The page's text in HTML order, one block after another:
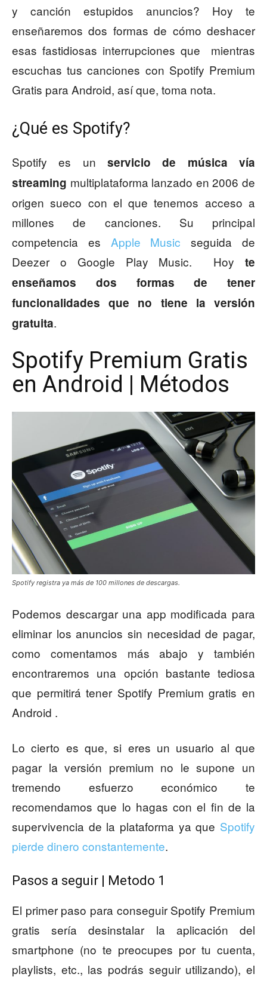
y canción estupidos anuncios? Hoy te
enseñaremos dos formas de cómo deshacer
esas fastidiosas interrupciones que mientras
escuchas tus canciones con Spotify Premium
Gratis para Android, así que, toma nota.
¿Qué es Spotify?
Spotify es un servicio de música vía
streaming multiplataforma lanzado en 2006 de
origen sueco con el que tenemos acceso a
millones de canciones. Su principal
competencia es Apple Music seguida de
Deezer o Google Play Music. Hoy te
enseñamos dos formas de tener
funcionalidades que no tiene la versión
gratuita.
Spotify Premium Gratis
en Android | Métodos
Spotify registra ya más de 100 millones de descargas.
Podemos descargar una app modificada para
eliminar los anuncios sin necesidad de pagar,
como comentamos más abajo y también
encontraremos una opción bastante tediosa
que permitirá tener Spotify Premium gratis en
Android .
Lo cierto es que, si eres un usuario al que
pagar la versión premium no le supone un
tremendo esfuerzo económico te
recomendamos que lo hagas con el fin de la
supervivencia de la plataforma ya que Spotify
pierde dinero constantemente.
Pasos a seguir | Metodo 1
El primer paso para conseguir Spotify Premium
gratis sería desinstalar la aplicación del
smartphone (no te preocupes por tu cuenta,
playlists, etc., las podrás seguir utilizando), el